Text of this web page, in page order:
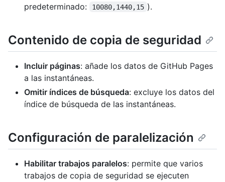
predeterminado:
10080,1440,15 ).
Contenido de copia de seguridad
Incluir páginas: añade los datos de GitHub Pages
a las instantáneas.
Omitir índices de búsqueda: excluye los datos del
índice de búsqueda de las instantáneas.
Configuración de paralelización
Habilitar trabajos paralelos: permite que varios
trabajos de copia de seguridad se ejecuten